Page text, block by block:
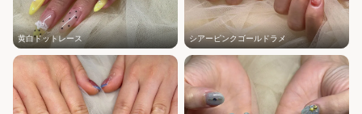
黄白ドットレース シアーピンクゴールドラメ